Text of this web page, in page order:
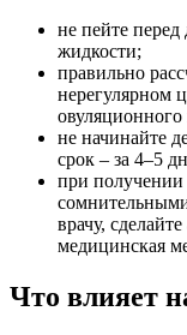
не пейте перед
жидкости;
правильно
нерегулярном
овуляционного
не начинайте
срок – за 4–5
при получении
врачу,
медицинская
Что влияет